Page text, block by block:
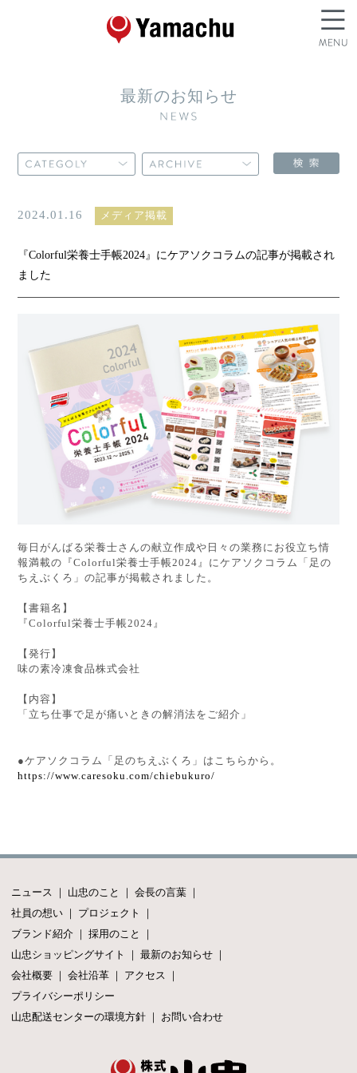
最新のお知らせ
2024.01.16 メディア掲載
『Colorful栄養士手帳2024』にケアソクコラムの記事が掲載され
ました
毎日がんばる栄養士さんの献立作成や日々の業務にお役立ち情
報満載の『Colorful栄養士手帳2024』にケアソクコラム「足の
ちえぶくろ」の記事が掲載されました。
【書籍名】
『Colorful栄養士手帳2024』
【発行】
味の素冷凍食品株式会社
【内容】
「立ち仕事で足が痛いときの解消法をご紹介」
●ケアソクコラム「足のちえぶくろ」はこちらから。
https://www.caresoku.com/chiebukuro/
ニュース ｜ 山忠のこと ｜会長の言葉 ｜
社員の想い ｜ プロジェクト
｜
ブランド紹介 ｜採用のこと
｜
山忠ショッピングサイト
｜最新のお知らせ ｜
会社概要 ｜会社沿革 ｜ アクセス
｜
プライバシーポリシー
山忠配送センターの環境方針 ｜ お問い合わせ